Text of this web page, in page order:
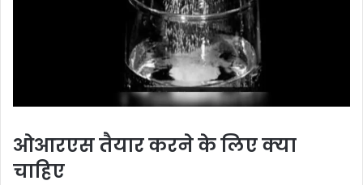
ओआरएस तैयार करने के लिए क्या
चाहिए